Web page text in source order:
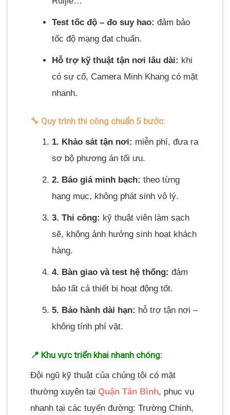
Test tốc độ – đo suy hao: đảm bảo
tốc độ mạng đạt chuẩn.
Hỗ trợ kỹ thuật tận nơi lâu dài: khi
có sự cố, Camera Minh Khang có mặt
nhanh.
🔧 Quy trình thi công chuẩn 5 bước:
1. Khảo sát tận nơi: miễn phí, đưa ra
sơ bộ phương án tối ưu.
2. Báo giá minh bạch: theo từng
hạng mục, không phát sinh vô lý.
3. Thi công: kỹ thuật viên làm sạch
sẽ, không ảnh hưởng sinh hoạt khách
hàng.
4. Bàn giao và test hệ thống: đảm
bảo tất cả thiết bị hoạt động tốt.
5. Bảo hành dài hạn: hỗ trợ tận nơi –
không tính phí vặt.
📍 Khu vực triển khai nhanh chóng:
Đội ngũ kỹ thuật của chúng tôi có mặt
thường xuyên tại Quận Tân Bình, phục vụ
nhanh tại các tuyến đường: Trường Chinh,